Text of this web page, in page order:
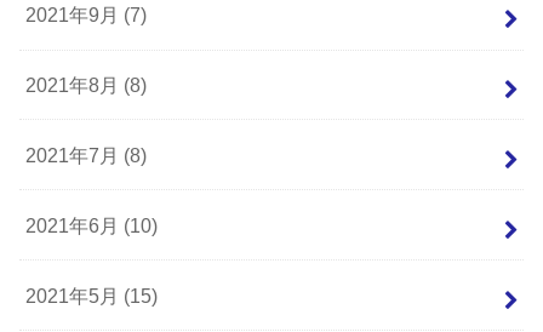
2021年9月 (7)
2021年8月 (8)
2021年7月 (8)
2021年6月 (10)
2021年5月 (15)